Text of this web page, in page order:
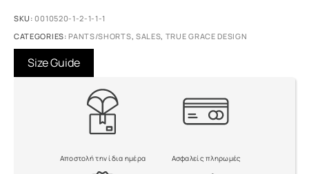
e
SKU:0010520-1-2-1-1-1
CATEGORIES:PANTS/SHORTS, SALES, TRUE GRACE DESIGN
Size Guide
Αποστολή την ίδια ημέρα Ασφαλείς πληρωμές